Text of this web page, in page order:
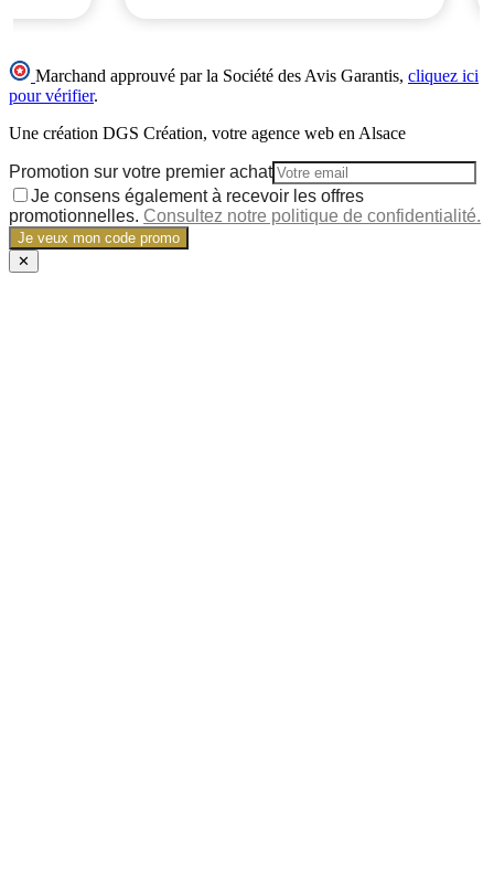
Marchand approuvé par la Société des Avis Garantis, cliquez ici
pour vérifier.
Une création DGS Création, votre agence web en Alsace
Promotion sur votre premier achat
Je consens également à recevoir les offres
promotionnelles. Consultez notre politique de confidentialité.
Je veux mon code promo
✕